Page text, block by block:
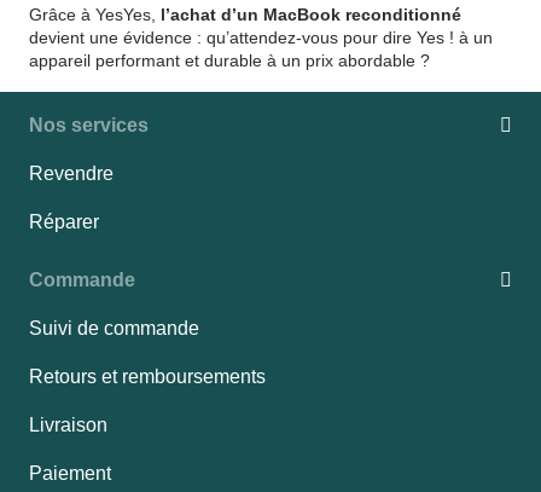
Grâce à YesYes, l’achat d’un MacBook reconditionné
devient une évidence : qu’attendez-vous pour dire Yes ! à un
appareil performant et durable à un prix abordable ?
Nos services
Revendre
Réparer
Commande
Suivi de commande
Retours et remboursements
Livraison
Paiement